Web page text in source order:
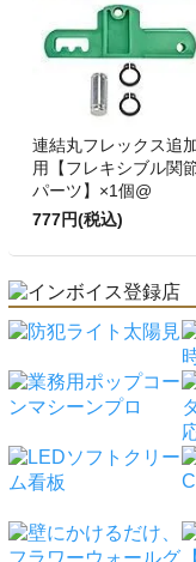
連結丸フレックス追
用【フレキシブル関
パーツ】×1個@
777円(税込)